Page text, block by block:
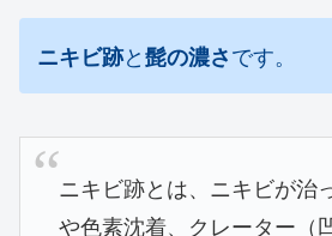
ニキビ跡と髭の濃さです。
ニキビ跡とは、ニキビが治
や色素沈着、クレーター